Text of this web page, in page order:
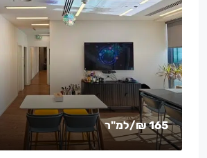
165 ₪ /למ"ר